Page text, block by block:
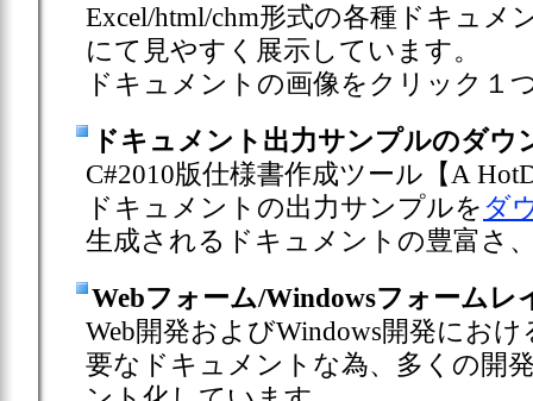
Excel/html/chm形式の各種ドキュメ
にて見やすく展示しています。
ドキュメントの画像をクリック１
ドキュメント出力サンプルのダウ
C#2010版仕様書作成ツール【A
ドキュメントの出力サンプルをダ
生成されるドキュメントの豊富さ
Webフォーム/Windowsフォームレ
Web開発およびWindows開発にお
要なドキュメントな為、多くの開